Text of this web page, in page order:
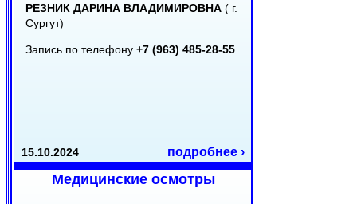
РЕЗНИК ДАРИНА ВЛАДИМИРОВНА ( г.
Сургут)
Запись по телефону +7 (963) 485-28-55
15.10.2024 подробнее ›
Медицинские осмотры